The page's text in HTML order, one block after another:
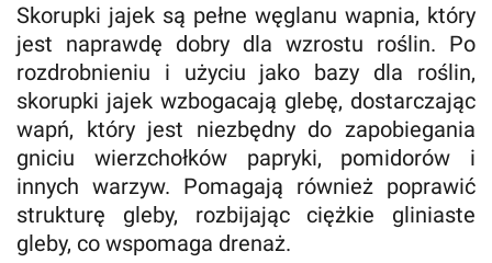
Skorupki jajek są pełne węglanu wapnia, który
jest naprawdę dobry dla wzrostu roślin. Po
rozdrobnieniu i użyciu jako bazy dla roślin,
skorupki jajek wzbogacają glebę, dostarczając
wapń, który jest niezbędny do zapobiegania
gniciu wierzchołków papryki, pomidorów i
innych warzyw. Pomagają również poprawić
strukturę gleby, rozbijając ciężkie gliniaste
gleby, co wspomaga drenaż.